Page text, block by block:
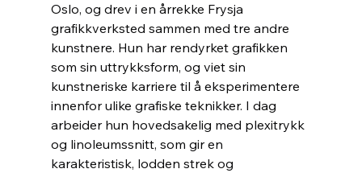
Oslo, og drev i en årrekke Frysja
grafikkverksted sammen med tre andre
kunstnere. Hun har rendyrket grafikken
som sin uttrykksform, og viet sin
kunstneriske karriere til å eksperimentere
innenfor ulike grafiske teknikker. I dag
arbeider hun hovedsakelig med plexitrykk
og linoleumssnitt, som gir en
karakteristisk, lodden strek og